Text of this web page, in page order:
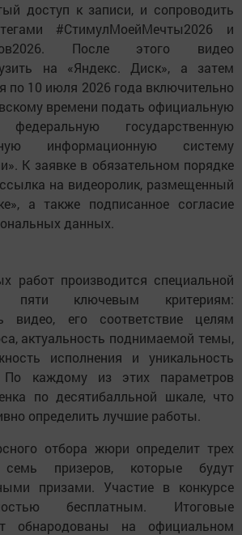
доступ к записи, и сопроводить
#СтимулМоейМечты2026 и
После этого видео
на «Яндекс. Диск», а затем
по 10 июля 2026 года включительно
времени подать официальную
государственную
информационную систему
К заявке в обязательном порядке
на видеоролик, размещенный
а также подписанное согласие
данных.
работ производится специальной
пяти ключевым критериям:
видео, его соответствие целям
актуальность поднимаемой темы,
исполнения и уникальность
По каждому из этих параметров
по десятибалльной шкале, что
определить лучшие работы.
отбора жюри определит трех
призеров, которые будут
призами. Участие в конкурсе
бесплатным. Итоговые
обнародованы на официальном